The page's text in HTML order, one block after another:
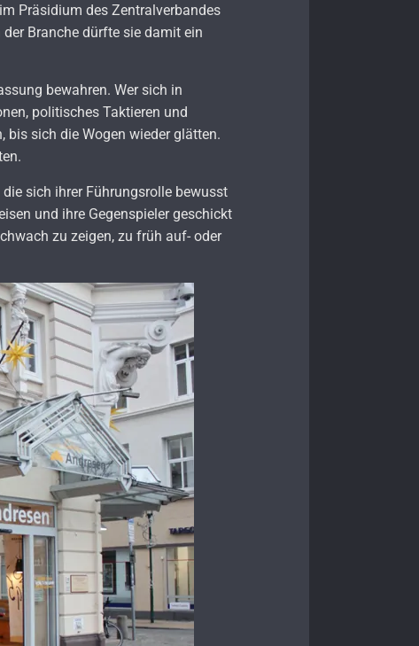
Präsidium des Zentralverbandes
Branche dürfte sie damit ein
bewahren. Wer sich in
politisches Taktieren und
bis sich die Wogen wieder glätten.
sich ihrer Führungsrolle bewusst
und ihre Gegenspieler geschickt
zu zeigen, zu früh auf- oder